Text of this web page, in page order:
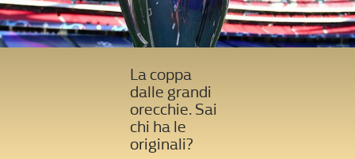
La coppa
dalle grandi
orecchie. Sai
chi ha le
originali?